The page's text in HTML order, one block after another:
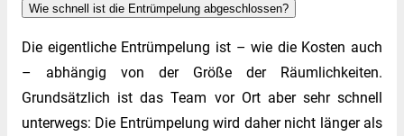
Wie schnell ist die Entrümpelung abgeschlossen?
Die eigentliche Entrümpelung ist – wie die Kosten auch
– abhängig von der Größe der Räumlichkeiten.
Grundsätzlich ist das Team vor Ort aber sehr schnell
unterwegs: Die Entrümpelung wird daher nicht länger als